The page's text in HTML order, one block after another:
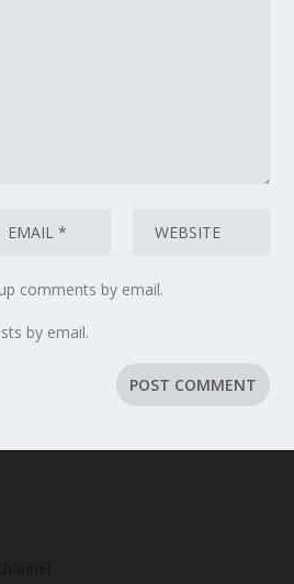
comments by email.
by email.